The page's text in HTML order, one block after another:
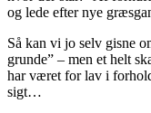
og lede efter nye
Så kan vi jo selv gisne
grunde” – men et helt
har været for lav i
sigt…